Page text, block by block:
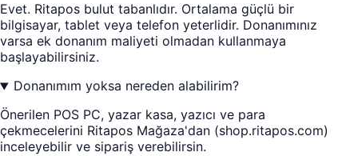
Evet. Ritapos bulut tabanlıdır. Ortalama güçlü bir
bilgisayar, tablet veya telefon yeterlidir. Donanımınız
varsa ek donanım maliyeti olmadan kullanmaya
başlayabilirsiniz.
Donanımım yoksa nereden alabilirim?
Önerilen POS PC, yazar kasa, yazıcı ve para
çekmecelerini Ritapos Mağaza'dan (shop.ritapos.com)
inceleyebilir ve sipariş verebilirsin.